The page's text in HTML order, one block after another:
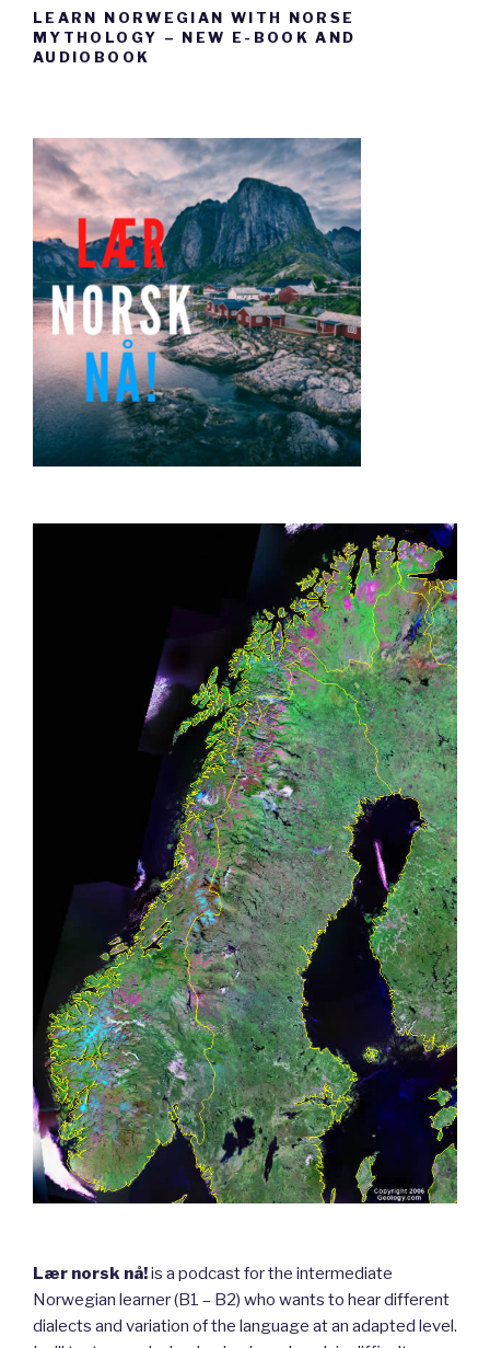
LEARN NORWEGIAN WITH NORSE
MYTHOLOGY – NEW E-BOOK AND
AUDIOBOOK
Lær norsk nå!is a podcast for the intermediate
Norwegian learner (B1 – B2) who wants to hear different
dialects and variation of the language at an adapted level.